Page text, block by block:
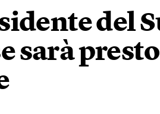
del
sarà